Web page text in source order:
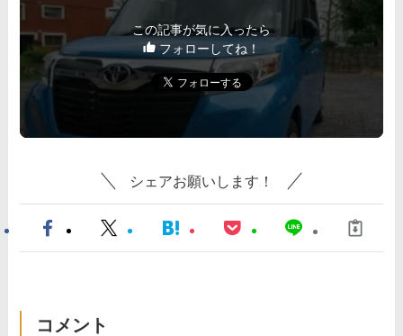
この記事が気に入ったら
フォローしてね！
シェアお願いします！
コメント